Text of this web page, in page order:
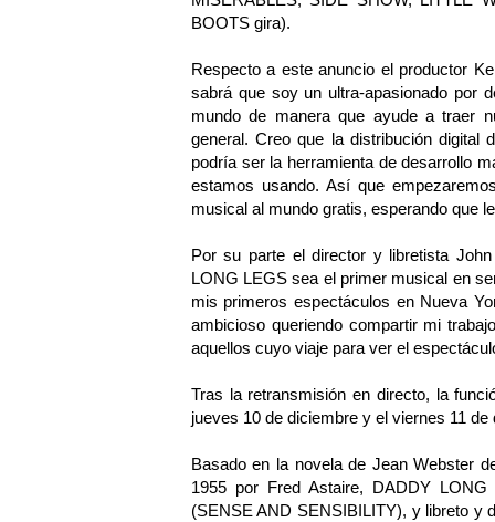
BOOTS gira).
Respecto a este anuncio el productor
sabrá que soy un ultra-apasionado por
mundo de manera que ayude a traer
general. Creo que la distribución digital
podría ser la herramienta de desarrollo
estamos usando. Así que
musical al mundo gratis, esperando que
Por su parte el director y libretista
LONG LEGS sea el primer musical en
mis primeros espectáculos en Nueva
ambicioso queriendo compartir mi
aquellos cuyo viaje para ver el
Tras la retransmisión en directo, la
jueves 10 de diciembre y el viernes 11
Basado en la novela de Jean Webster
1955 por Fred Astaire, DADDY
(SENSE AND SENSIBILITY), y libreto y